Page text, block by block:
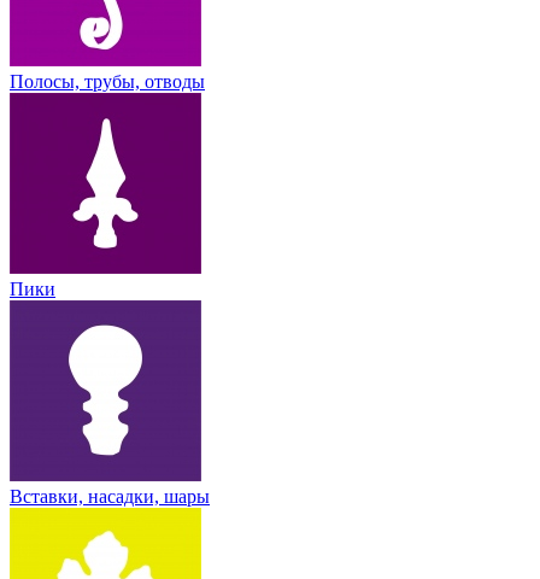
Полосы, трубы, отводы
Пики
Вставки, насадки, шары